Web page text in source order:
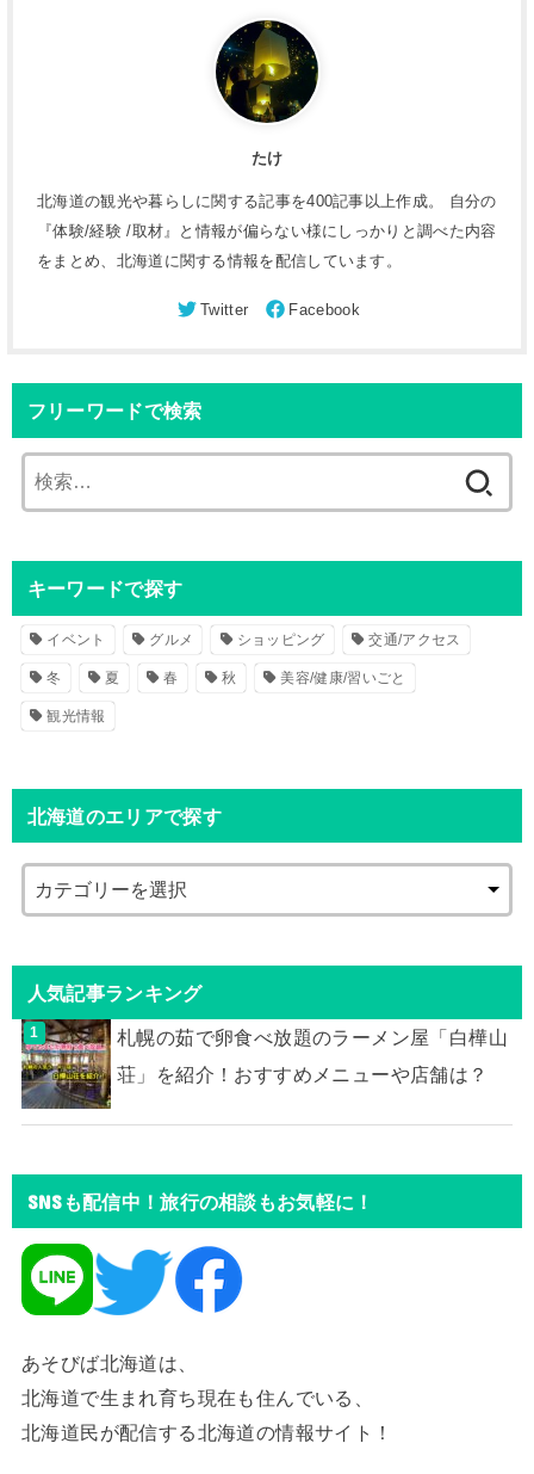
たけ
北海道の観光や暮らしに関する記事を400記事以上作成。 自分の
『体験/経験 /取材』と情報が偏らない様にしっかりと調べた内容
をまとめ、北海道に関する情報を配信しています。
フリーワードで検索
索
キーワードで探す
イベント グルメ ショッピング 交通/アクセス
冬 夏 春 秋 美容/健康/習いごと
観光情報
北海道のエリアで探す
人気記事ランキング
札幌の茹で卵食べ放題のラーメン屋「白樺山
荘」を紹介！おすすめメニューや店舗は？
SNSも配信中！旅行の相談もお気軽に！
あそびば北海道は、
北海道で生まれ育ち現在も住んでいる、
北海道民が配信する北海道の情報サイト！